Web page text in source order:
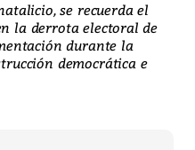
se recuerda el
la derrota electoral de
durante la
democrática e